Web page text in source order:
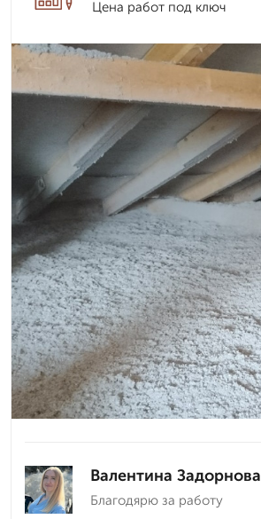
Цена работ под ключ
Валентина Задорнова
Благодярю за работу